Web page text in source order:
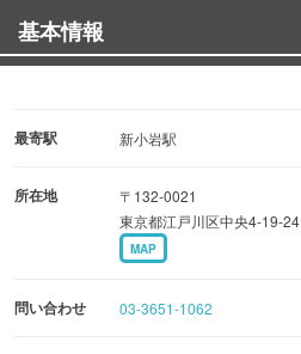
基本情報
最寄駅 新小岩駅
所在地
〒132-0021
東京都江戸川区中央4-19-24
MAP
問い合わせ 03-3651-1062